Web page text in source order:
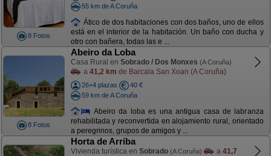
8 Fotos
55 km de A Coruña
Ático de dos habitaciones con dos baños, uno de ellos
está en el interior de la habitación. Un baño con ducha y
otro con bañera, todas las e ...
8 Fotos
Abeiro da Loba
Casa Rural en Sobrado / Dos Monxes (A Coruña)
a 41,2 km de Barcala San Xoan (A Coruña)
26+4 plazas
40 €
59 km de A Coruña
Abeiro da loba es una antigua casa de labranza
rehabilitada y reconvertida en alojamiento rural, orientado
a peregrinos, grupos de amigos y ...
Horta de Arriba
Vivienda turística en Sobrado (A Coruña) a 41,7